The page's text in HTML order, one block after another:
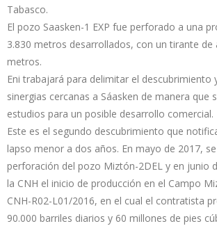
Tabasco.
El pozo Saasken-1 EXP fue perforado a una
3.830 metros desarrollados, con un tirante de
metros.
Eni trabajará para delimitar el descubrimiento
sinergias cercanas a Sáasken de manera que
estudios para un posible desarrollo comercial.
Este es el segundo descubrimiento que
lapso menor a dos años. En mayo de 2017,
perforación del pozo Miztón-2DEL y en junio
la CNH el inicio de producción en el Campo
CNH-R02-L01/2016, en el cual el contratista
90.000 barriles diarios y 60 millones de pies